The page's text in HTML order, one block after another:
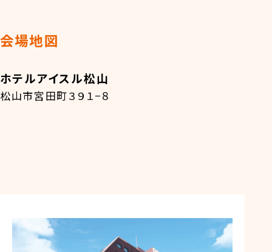
会場地図
ホテルアイスル松山
松山市宮田町３９１−８